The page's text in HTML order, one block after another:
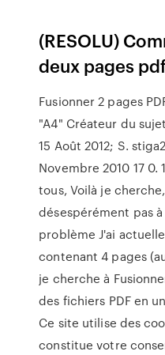
(RESOLU)
deux pages
Fusionner 2 pages
"A4" Créateur du
15 Août 2012; S.
Novembre 2010 17 0.
tous, Voilà je
désespérément pas
problème J'ai
contenant 4 pages
je cherche à
des fichiers PDF en
Ce site utilise des
constitue votre